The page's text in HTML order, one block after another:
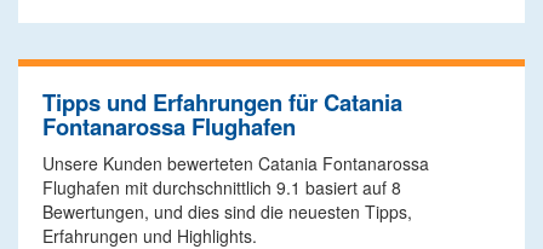
Tipps und Erfahrungen für Catania
Fontanarossa Flughafen
Unsere Kunden bewerteten Catania Fontanarossa
Flughafen mit durchschnittlich 9.1 basiert auf 8
Bewertungen, und dies sind die neuesten Tipps,
Erfahrungen und Highlights.